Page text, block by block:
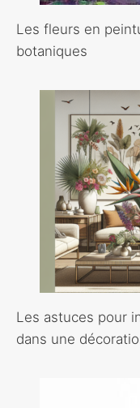
Les fleurs en
botaniques
Les astuces pour
dans une